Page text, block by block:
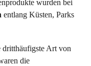
wurden bei
entlang Küsten, Parks
dritthäufigste Art von
die